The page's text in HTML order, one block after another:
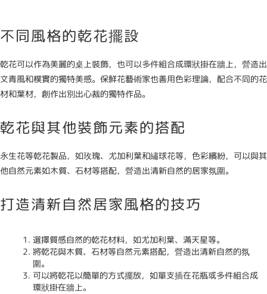
不同風格的乾花擺設
乾花可以作為美麗的桌上裝飾，也可以多件組合成環狀掛在牆上，營造出
文青風和樸實的獨特美感。保鮮花藝術家也善用色彩理論，配合不同的花
材和葉材，創作出別出心裁的獨特作品。
乾花與其他裝飾元素的搭配
永生花等乾花製品，如玫瑰、尤加利葉和繡球花等，色彩繽紛，可以與其
他自然元素如木質、石材等搭配，營造出清新自然的居家氛圍。
打造清新自然居家風格的技巧
選擇質感自然的乾花材料，如尤加利葉、滿天星等。
將乾花與木質、石材等自然元素搭配，營造出清新自然的氛
圍。
可以將乾花以簡單的方式擺放，如單支插在花瓶或多件組合成
環狀掛在牆上。